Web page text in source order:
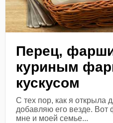
Перец,
куриным
кускусом
С тех пор, как я открыла
добавляю его везде.
мне и моей семье...